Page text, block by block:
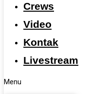
Crews
Video
Kontak
Livestream
Menu